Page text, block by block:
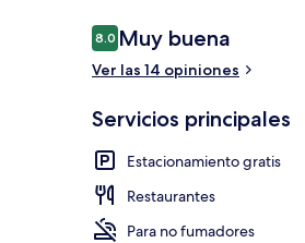
Opiniones
8.08.0 de 10,
Muy buena
Ver las 14 opiniones
Servicios principales
Estacionamiento gratis
Restaurantes
Para no fumadores